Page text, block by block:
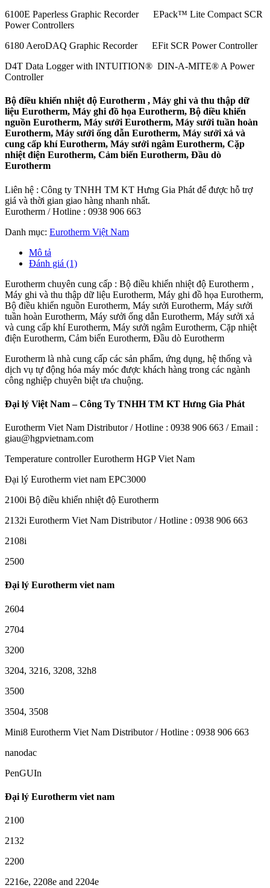
6100E Paperless Graphic Recorder EPack™ Lite Compact SCR
Power Controllers
6180 AeroDAQ Graphic Recorder EFit SCR Power Controller
D4T Data Logger with INTUITION® DIN-A-MITE® A Power
Controller
Bộ điều khiển nhiệt độ Eurotherm , Máy ghi và thu thập dữ
liệu Eurotherm, Máy ghi đồ họa Eurotherm, Bộ điều khiển
nguồn Eurotherm, Máy sưởi Eurotherm, Máy sưởi tuần hoàn
Eurotherm, Máy sưởi ống dẫn Eurotherm, Máy sưởi xả và
cung cấp khí Eurotherm, Máy sưởi ngâm Eurotherm, Cặp
nhiệt điện Eurotherm, Cảm biến Eurotherm, Đầu dò
Eurotherm
Liên hệ : Công ty TNHH TM KT Hưng Gia Phát để được hỗ trợ
giá và thời gian giao hàng nhanh nhất.
Eurotherm / Hotline : 0938 906 663
Danh mục: Eurotherm Việt Nam
Mô tả
Đánh giá (1)
Eurotherm chuyên cung cấp : Bộ điều khiển nhiệt độ Eurotherm ,
Máy ghi và thu thập dữ liệu Eurotherm, Máy ghi đồ họa Eurotherm,
Bộ điều khiển nguồn Eurotherm, Máy sưởi Eurotherm, Máy sưởi
tuần hoàn Eurotherm, Máy sưởi ống dẫn Eurotherm, Máy sưởi xả
và cung cấp khí Eurotherm, Máy sưởi ngâm Eurotherm, Cặp nhiệt
điện Eurotherm, Cảm biến Eurotherm, Đầu dò Eurotherm
Eurotherm là nhà cung cấp các sản phẩm, ứng dụng, hệ thống và
dịch vụ tự động hóa máy móc được khách hàng trong các ngành
công nghiệp chuyên biệt ưa chuộng.
Đại lý Việt Nam – Công Ty TNHH TM KT Hưng Gia Phát
Eurotherm Viet Nam Distributor / Hotline : 0938 906 663 / Email :
giau@hgpvietnam.com
Temperature controller Eurotherm HGP Viet Nam
Đại lý Eurotherm viet nam EPC3000
2100i Bộ điều khiển nhiệt độ Eurotherm
2132i Eurotherm Viet Nam Distributor / Hotline : 0938 906 663
2108i
2500
Đại lý Eurotherm viet nam
2604
2704
3200
3204, 3216, 3208, 32h8
3500
3504, 3508
Mini8 Eurotherm Viet Nam Distributor / Hotline : 0938 906 663
nanodac
PenGUIn
Đại lý Eurotherm viet nam
2100
2132
2200
2216e, 2208e and 2204e